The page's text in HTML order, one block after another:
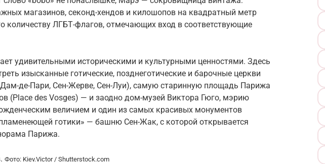
магазинов, секонд-хендов и килошопов на квадратный метр
количеству ЛГБТ-флагов, отмечающих вход в соответствующие
удивительными историческими и культурными ценностями. Здесь
изысканные готические, позднеготические и барочные церкви
Дам-де-Пари, Сен-Жерве, Сен-Луи), самую старинную площадь Парижа
(Place des Vosges) — и заодно дом-музей Виктора Гюго, мэрию
величием и один из самых красивых монументов
готики» — башню Сен-Жак, с которой открывается
Парижа.
Фото: Kiev.Victor / Shutterstock.com